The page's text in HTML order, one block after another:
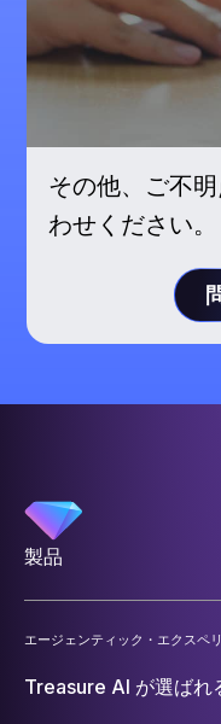
その他、ご不
わせください。
製品
エージェンティック・エクスペ
Treasure AI が選ばれ